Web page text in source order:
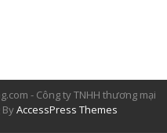
- Công ty TNHH thương mại
AccessPress Themes